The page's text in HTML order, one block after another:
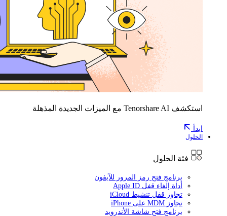
استكشف Tenorshare AI مع الميزات الجديدة المذهلة
ابدأ
الحلول
فئة الحلول
برنامج فتح رمز المرور للآيفون
أداة إلغاء قفل Apple ID
تجاوز قفل تنشيط iCloud
تجاوز MDM على iPhone
برنامج فتح شاشة الأندرويد